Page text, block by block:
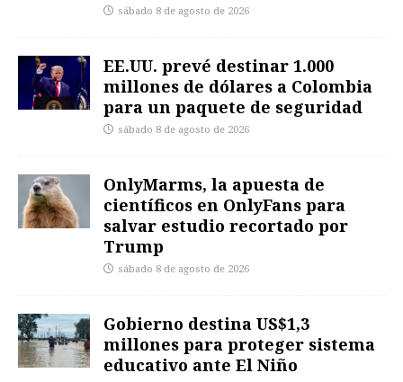
sábado 8 de agosto de 2026
EE.UU. prevé destinar 1.000
millones de dólares a Colombia
para un paquete de seguridad
sábado 8 de agosto de 2026
OnlyMarms, la apuesta de
científicos en OnlyFans para
salvar estudio recortado por
Trump
sábado 8 de agosto de 2026
Gobierno destina US$1,3
millones para proteger sistema
educativo ante El Niño